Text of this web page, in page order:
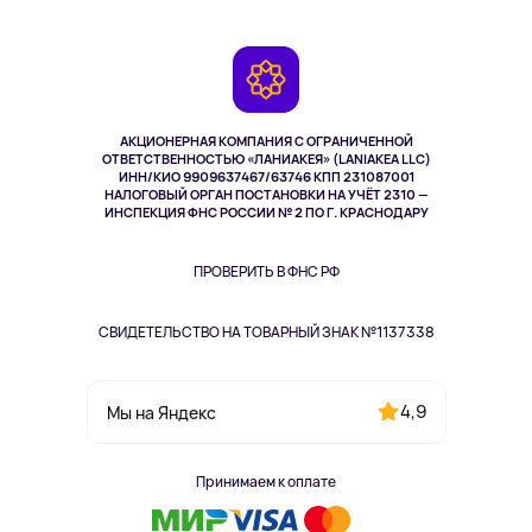
АКЦИОНЕРНАЯ КОМПАНИЯ С ОГРАНИЧЕННОЙ
ОТВЕТСТВЕННОСТЬЮ «ЛАНИАКЕЯ» (LANIAKEA LLC)
ИНН/КИО 9909637467/63746 КПП 231087001
НАЛОГОВЫЙ ОРГАН ПОСТАНОВКИ НА УЧЁТ 2310 —
ИНСПЕКЦИЯ ФНС РОССИИ № 2 ПО Г. КРАСНОДАРУ
ПРОВЕРИТЬ В ФНС РФ
СВИДЕТЕЛЬСТВО НА ТОВАРНЫЙ ЗНАК №1137338
Мы на Яндекс 4,9
Принимаем к оплате
Здоровье питомцев
Одежда и аксессуары